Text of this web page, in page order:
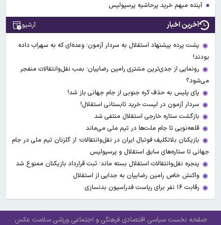
آینده مبهم خرید پرحاشیه پرسپولیس
آخرین اخبار آرشیو
پشت پرده پیشنهاد استقلال به سردار آزمون؛ وعده‌ای که به سهراب داده
بودند!
رونمایی از جدی‌ترین مشتری رامین رضاییان؛ بمب نقل‌وانتقالات منفجر
می‌شود؟
پای پلیس به حذف کره جنوبی از جام جهانی باز شد!
سردار آزمون در لیست خرید تابستانی استقلال!
بازگشت ستاره خارجی استقلال منتفی شد
قلعه‌نویی تا جام ملت‌ها در تیم ملی می‌ماند
بازیکنان بلاتکلیف فوتبال ایران در نقل‌وانتقالات؛ از گلزنان تیم ملی در جام
جهانی تا ستاره‌های سابق استقلال و پرسپولیس
پنجره نقل‌وانتقالات استقلال بسته ماند؛ ثبت قرارداد بازیکنان ممنوع شد
واکنش خاص رامین رضاییان به جدایی از استقلال
رقابت ۱۶ نفر برای ریاست فدراسیون بدنسازی
صفحه نخست سیاسی اقتصادی فرهنگی و اجتماعی ورزشی سلامت عکس